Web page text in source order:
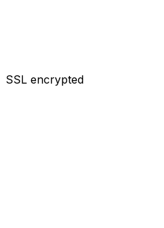
SSL encrypted